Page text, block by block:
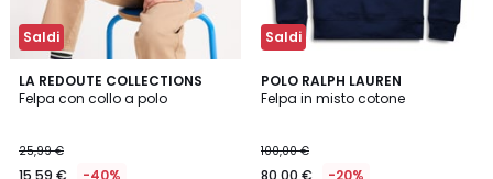
Saldi
LA REDOUTE COLLECTIONS
Felpa con collo a polo
€
25,99 €
15,59 € -40%
3
Colori
Saldi
POLO RALPH LAUREN
Felpa in misto cotone
100,00 €
80,00 € -20%
4
/
3
Colori